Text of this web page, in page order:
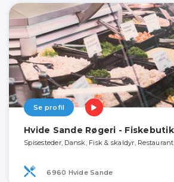
Se profil
Hvide Sande Røgeri - Fiskebutik
Spisesteder, Dansk, Fisk & skaldyr,
6960 Hvide Sande